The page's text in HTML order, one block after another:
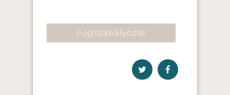
Fogszabályozás